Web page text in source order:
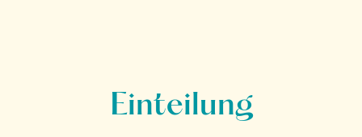
Einteilung